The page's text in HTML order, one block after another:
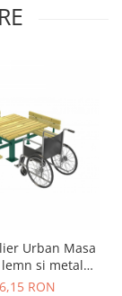
Urban Masa
si metal
RON